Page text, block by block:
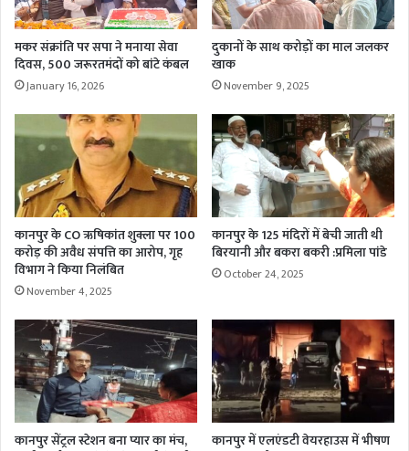
मकर संक्रांति पर सपा ने मनाया सेवा
दिवस, 500 जरूरतमंदों को बांटे कंबल
January 16, 2026
दुकानों के साथ करोड़ों का माल जलकर
खाक
November 9, 2025
कानपुर के CO ऋषिकांत शुक्ला पर 100
करोड़ की अवैध संपत्ति का आरोप, गृह
विभाग ने किया निलंबित
November 4, 2025
कानपुर के 125 मंदिरों में बेची जाती थी
बिरयानी और बकरा बकरी :प्रमिला पांडे
October 24, 2025
कानपुर सेंट्रल स्टेशन बना प्यार का मंच,
कानपुर में एलएंडटी वेयरहाउस में भीषण